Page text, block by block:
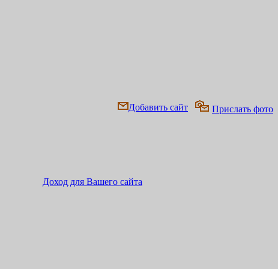
Прислать фото
Добавить сайт
Доход для Вашего сайта